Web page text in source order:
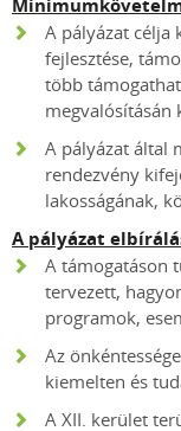
A pályázat célja
fejlesztése,
több
megvalósításán
A pályázat által
rendezvény
lakosságának,
A pályázat
A támogatáson
tervezett,
programok,
Az
kiemelten és
A XII. kerület